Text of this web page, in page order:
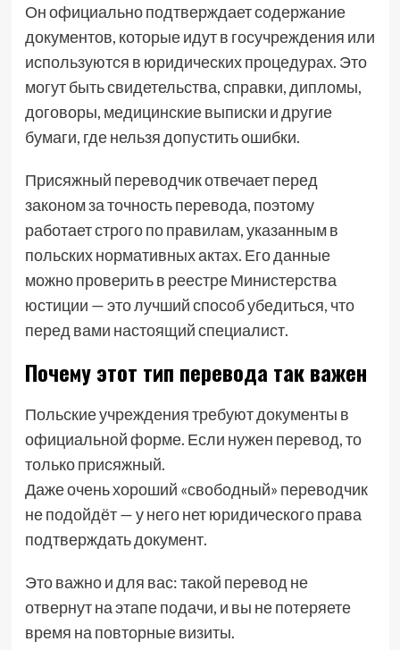
Он официально подтверждает содержание
документов, которые идут в госучреждения или
используются в юридических процедурах. Это
могут быть свидетельства, справки, дипломы,
договоры, медицинские выписки и другие
бумаги, где нельзя допустить ошибки.
Присяжный переводчик отвечает перед
законом за точность перевода, поэтому
работает строго по правилам, указанным в
польских нормативных актах. Его данные
можно проверить в реестре Министерства
юстиции — это лучший способ убедиться, что
перед вами настоящий специалист.
Почему этот тип перевода так важен
Польские учреждения требуют документы в
официальной форме. Если нужен перевод, то
только присяжный.
Даже очень хороший «свободный» переводчик
не подойдёт — у него нет юридического права
подтверждать документ.
Это важно и для вас: такой перевод не
отвернут на этапе подачи, и вы не потеряете
время на повторные визиты.